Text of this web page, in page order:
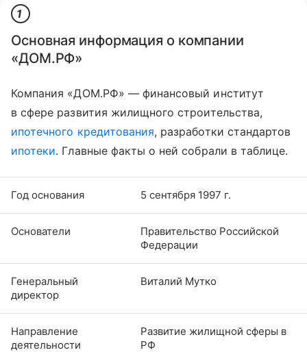
1
Основная информация о компании
«ДОМ.РФ»
Компания «ДОМ.РФ» — финансовый институт
в сфере развития жилищного строительства,
ипотечного кредитования, разработки стандартов
ипотеки. Главные факты о ней собрали в таблице.
Год основания 5 сентября 1997 г.
Основатели
Правительство Российской
Федерации
Генеральный
директор
Виталий Мутко
Направление
деятельности
Развитие жилищной сферы в
РФ